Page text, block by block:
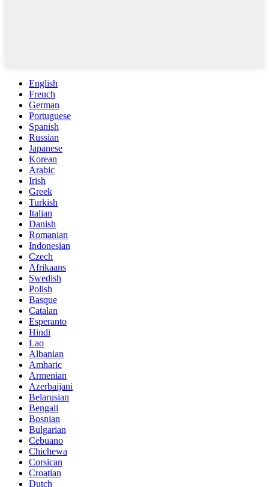
English
French
German
Portuguese
Spanish
Russian
Japanese
Korean
Arabic
Irish
Greek
Turkish
Italian
Danish
Romanian
Indonesian
Czech
Afrikaans
Swedish
Polish
Basque
Catalan
Esperanto
Hindi
Lao
Albanian
Amharic
Armenian
Azerbaijani
Belarusian
Bengali
Bosnian
Bulgarian
Cebuano
Chichewa
Corsican
Croatian
Dutch